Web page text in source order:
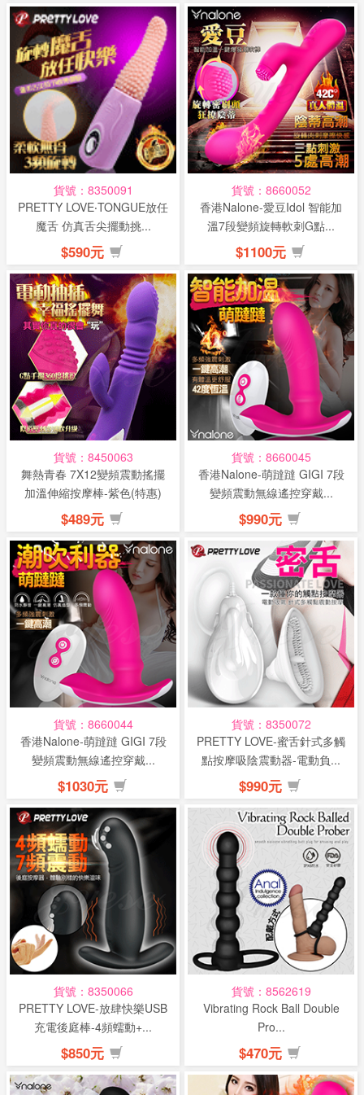
貨號：8350091
PRETTY LOVE‧TONGUE放任
魔舌 仿真舌尖擺動挑...
$590元
貨號：8660052
香港Nalone-愛豆Idol 智能加
溫7段變頻旋轉軟刺G點...
$1100元
貨號：8450063
舞熱青春 7X12變頻震動搖擺
加溫伸縮按摩棒-紫色(特惠)
$489元
貨號：8660045
香港Nalone-萌躂躂 GIGI 7段
變頻震動無線遙控穿戴...
$990元
貨號：8660044
香港Nalone-萌躂躂 GIGI 7段
變頻震動無線遙控穿戴...
$1030元
貨號：8350072
PRETTY LOVE-蜜舌針式多觸
點按摩吸陰震動器-電動負...
$990元
貨號：8350066
PRETTY LOVE-放肆快樂USB
充電後庭棒-4頻蠕動+...
$850元
貨號：8562619
Vibrating Rock Ball Double
Pro...
$470元